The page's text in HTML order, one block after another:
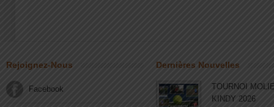
Rejoignez-Nous
Facebook
Dernières Nouvelles
TOURNOI
KINDY 2026